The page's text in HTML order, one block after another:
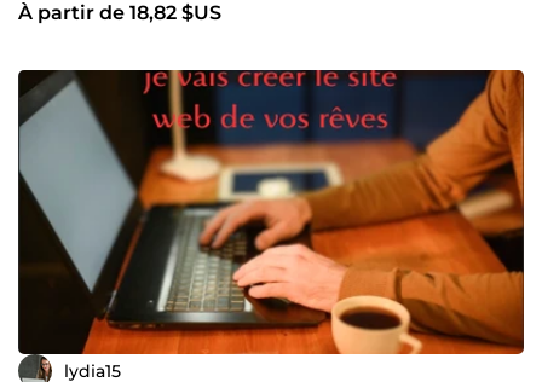
À partir de 18,82 $US
lydia15